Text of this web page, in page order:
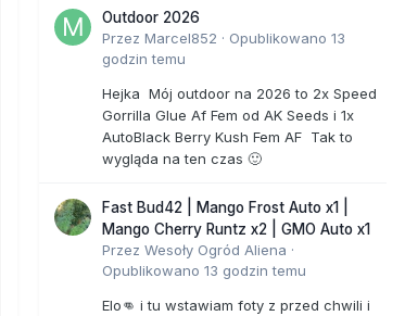
Outdoor 2026
Przez Marcel852 · Opublikowano 13
godzin temu
Hejka Mój outdoor na 2026 to 2x Speed
Gorrilla Glue Af Fem od AK Seeds i 1x
AutoBlack Berry Kush Fem AF Tak to
wygląda na ten czas 🙂
Fast Bud42 | Mango Frost Auto x1 |
Mango Cherry Runtz x2 | GMO Auto x1
Przez Wesoły Ogród Aliena ·
Opublikowano 13 godzin temu
Elo👊 i tu wstawiam foty z przed chwili i